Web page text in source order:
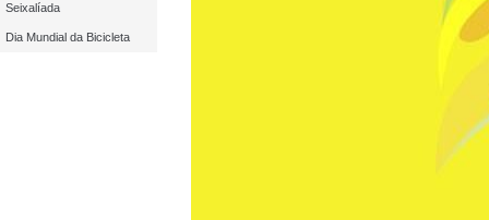
Seixalíada
Dia Mundial da Bicicleta